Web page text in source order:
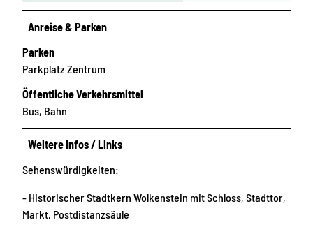
Anreise & Parken
Parken
Parkplatz Zentrum
Öffentliche Verkehrsmittel
Bus, Bahn
Weitere Infos / Links
Sehenswürdigkeiten:
- Historischer Stadtkern Wolkenstein mit Schloss, Stadttor,
Markt, Postdistanzsäule